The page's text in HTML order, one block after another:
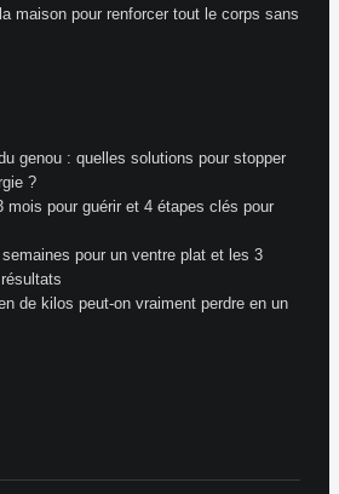
maison pour renforcer tout le corps sans
genou : quelles solutions pour stopper
?
mois pour guérir et 4 étapes clés pour
pour un ventre plat et les 3
de kilos peut-on vraiment perdre en un